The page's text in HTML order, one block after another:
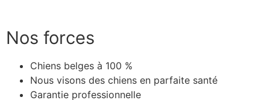
Nos forces
Chiens belges à 100 %
Nous visons des chiens en parfaite santé
Garantie professionnelle